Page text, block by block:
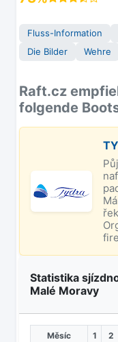
Fluss-Information
Die Bilder
Wehre
Raft.cz
folgende
Statistika
Malé Moravy
Měsíc 1 2